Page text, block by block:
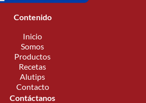
Contenido
Inicio
Somos
Productos
Recetas
Alutips
Contacto
Contáctanos